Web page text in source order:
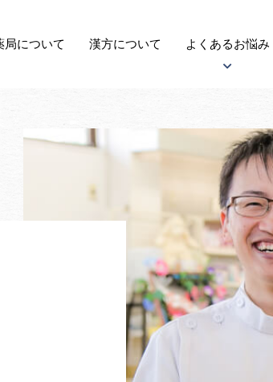
局について 漢方について よくあるお悩み